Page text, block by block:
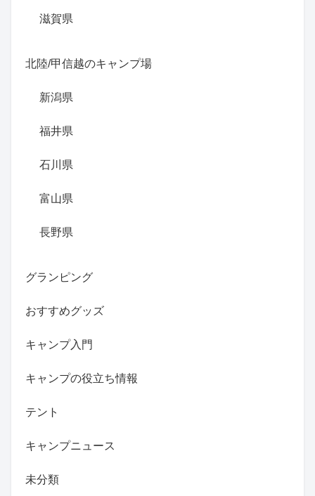
滋賀県
北陸/甲信越のキャンプ場
新潟県
福井県
石川県
富山県
長野県
グランピング
おすすめグッズ
キャンプ入門
キャンプの役立ち情報
テント
キャンプニュース
未分類